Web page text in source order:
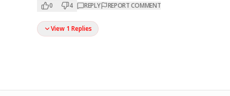
0 4 REPLY REPORT COMMENT
View 1 Replies